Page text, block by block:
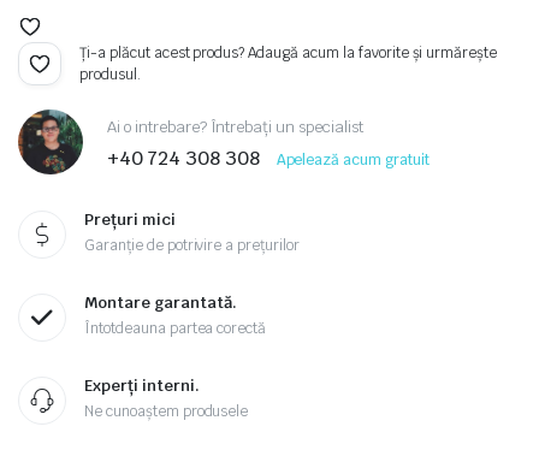
Ți-a plăcut acest produs? Adaugă acum la favorite și urmărește
produsul.
Ai o intrebare? Întrebați un specialist
+40 724 308 308 Apelează acum gratuit
Prețuri mici
Garanție de potrivire a prețurilor
Montare garantată.
Întotdeauna partea corectă
Experți interni.
Ne cunoaștem produsele